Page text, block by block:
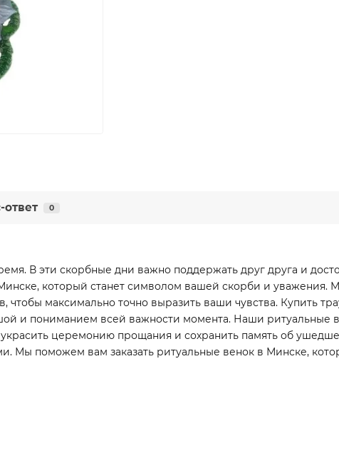
ответ 0
В эти скорбные дни важно поддержать друг друга и
который станет символом вашей скорби и уважения.
максимально точно выразить ваши чувства. Купить
и пониманием всей важности момента. Наши ритуальные
церемонию прощания и сохранить память об
Мы поможем вам заказать ритуальные венок в Минске,